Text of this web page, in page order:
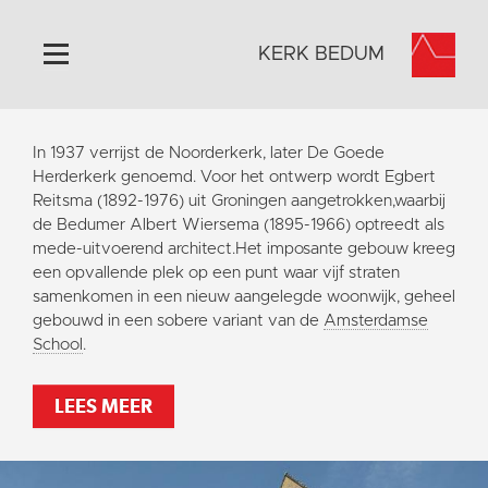
Home
Algemeen
Historie
Omgeving
Activiteiten
Steun ons
Contact
Vaktaal
KERK BEDUM
In 1937 verrijst de Noorderkerk, later De Goede
Herderkerk genoemd. Voor het ontwerp wordt Egbert
Reitsma (1892-1976) uit Groningen aangetrokken,waarbij
de Bedumer Albert Wiersema (1895-1966) optreedt als
mede-uitvoerend architect.Het imposante gebouw kreeg
een opvallende plek op een punt waar vijf straten
samenkomen in een nieuw aangelegde woonwijk, geheel
gebouwd in een sobere variant van de Amsterdamse
School .
LEES MEER